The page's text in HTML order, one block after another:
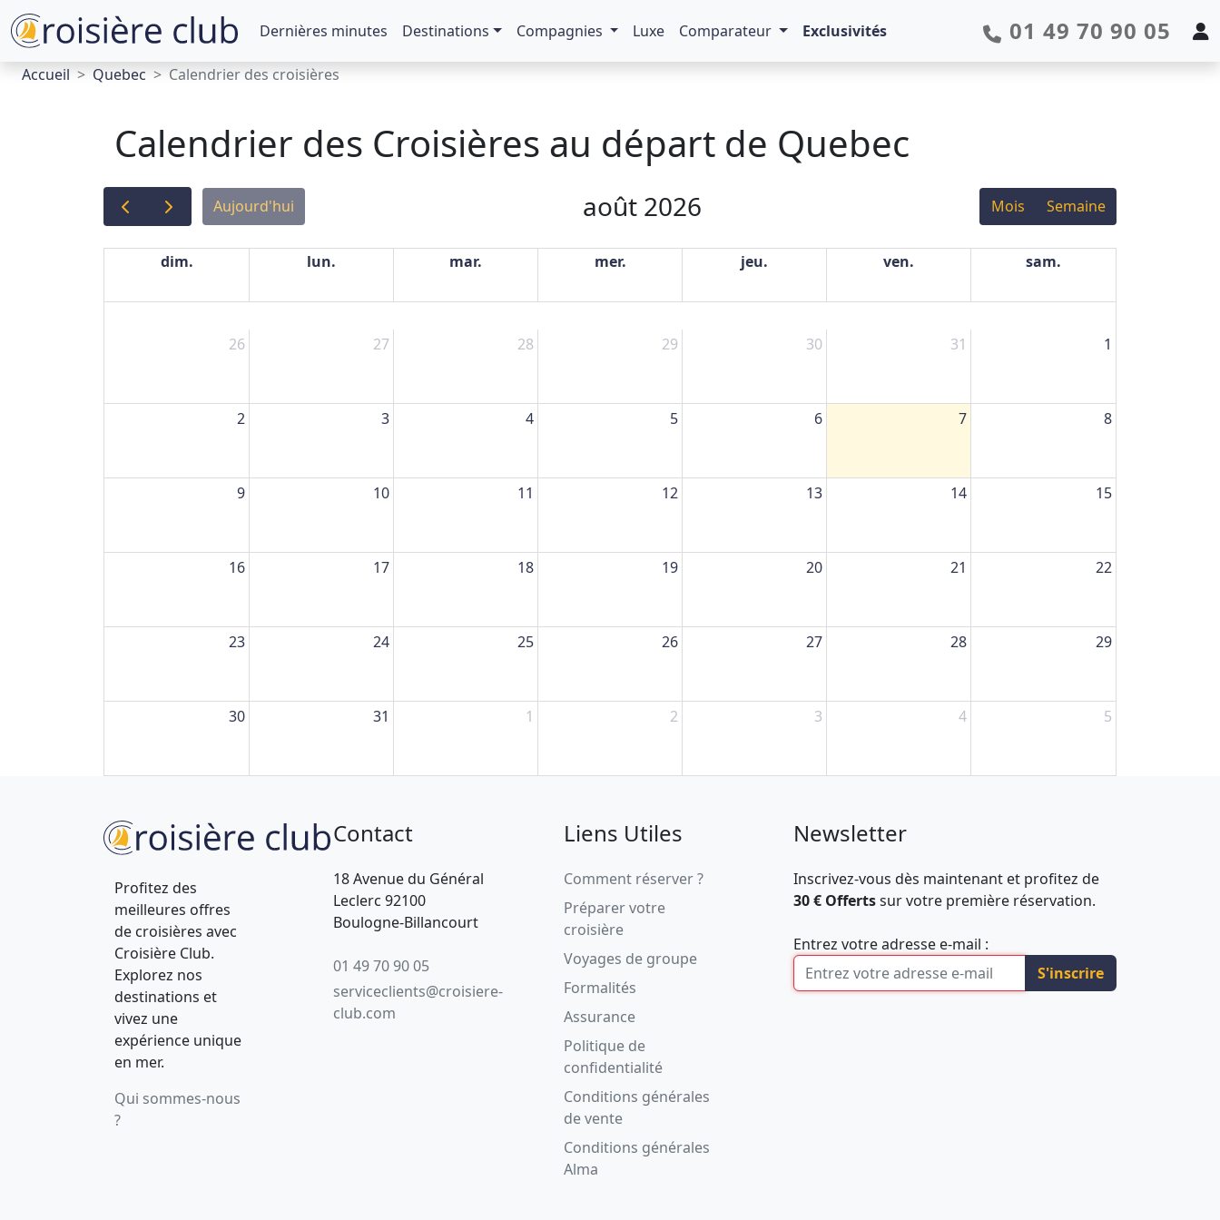
Dernières minutes Destinations Compagnies Luxe Comparateur Exclusivités 01 49 70 90 05
Accueil Quebec Calendrier des croisières
Calendrier des Croisières au départ de Quebec
Aujourd'hui août 2026 Mois Semaine
dim. lun. mar. mer. jeu. ven. sam.
26 27 28 29 30 31 1
2 3 4 5 6 7 8
9 10 11 12 13 14 15
16 17 18 19 20 21 22
23 24 25 26 27 28 29
30 31 1 2 3 4 5
Profitez des
meilleures offres
de croisières avec
Croisière Club.
Explorez nos
destinations et
vivez une
expérience unique
en mer.
Qui sommes-nous
?
Contact
18 Avenue du Général
Leclerc 92100
Boulogne-Billancourt
01 49 70 90 05
serviceclients@croisiere-
club.com
Liens Utiles
Comment réserver ?
Préparer votre
croisière
Voyages de groupe
Formalités
Assurance
Politique de
confidentialité
Conditions générales
de vente
Conditions générales
Alma
Newsletter
Inscrivez-vous dès maintenant et profitez de
30 € Offertssur votre première réservation.
Entrez votre adresse e-mail :
S'inscrire